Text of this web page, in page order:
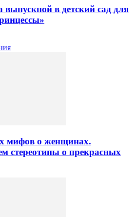
выпускной в детский сад для
мифов о женщинах.
стереотипы о прекрасных